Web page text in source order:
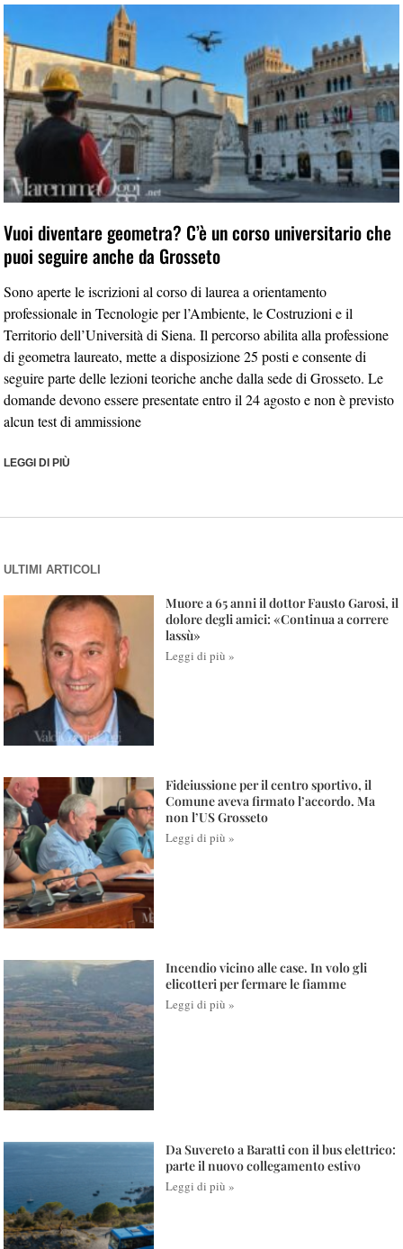
Vuoi diventare geometra? C’è un corso universitario che
puoi seguire anche da Grosseto
Sono aperte le iscrizioni al corso di laurea a orientamento
professionale in Tecnologie per l’Ambiente, le Costruzioni e il
Territorio dell’Università di Siena. Il percorso abilita alla professione
di geometra laureato, mette a disposizione 25 posti e consente di
seguire parte delle lezioni teoriche anche dalla sede di Grosseto. Le
domande devono essere presentate entro il 24 agosto e non è previsto
alcun test di ammissione
LEGGI DI PIÙ
ULTIMI ARTICOLI
Muore a 65 anni il dottor Fausto Garosi, il
dolore degli amici: «Continua a correre
lassù»
Leggi di più »
Fideiussione per il centro sportivo, il
Comune aveva firmato l’accordo. Ma
non l’US Grosseto
Leggi di più »
Incendio vicino alle case. In volo gli
elicotteri per fermare le fiamme
Leggi di più »
Da Suvereto a Baratti con il bus elettrico:
parte il nuovo collegamento estivo
Leggi di più »